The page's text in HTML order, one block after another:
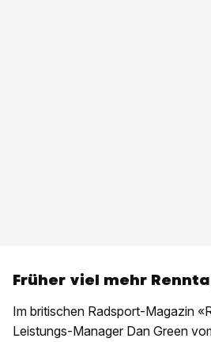
Früher viel mehr
Im britischen Radsport-Magazin
Leistungs-Manager Dan Green